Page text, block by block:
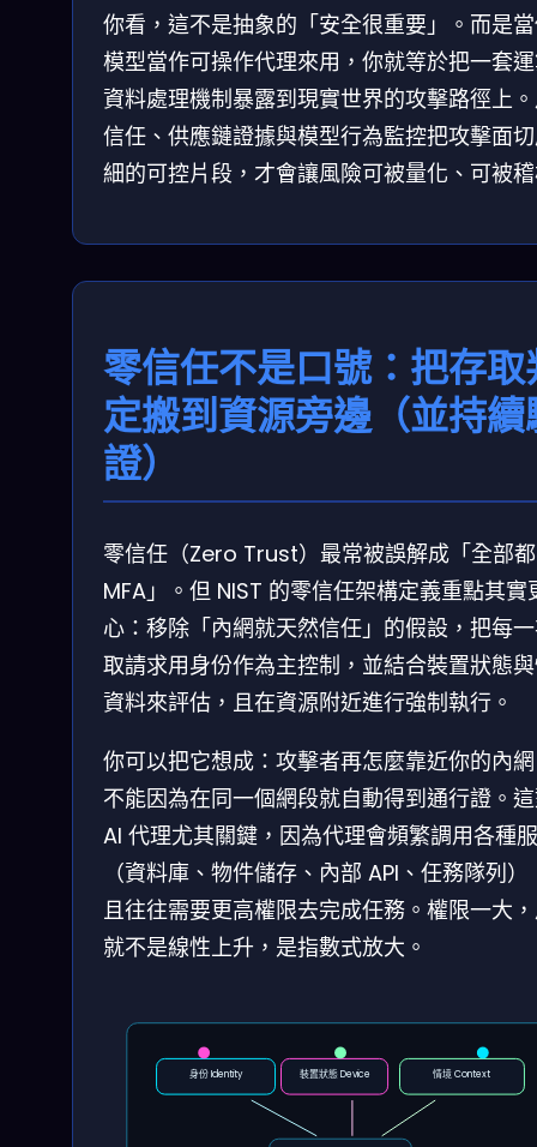
你看，這不是抽象的「安全很重要」。而是
模型當作可操作代理來用，你就等於把一套
資料處理機制暴露到現實世界的攻擊路徑上
信任、供應鏈證據與模型行為監控把攻擊面
細的可控片段，才會讓風險可被量化、可被
零信任不是口號：把存取
定搬到資源旁邊（並持續
證）
零信任（Zero Trust）最常被誤解成「全部
MFA」。但 NIST 的零信任架構定義重點其實
心：移除「內網就天然信任」的假設，把每
取請求用身份作為主控制，並結合裝置狀態
資料來評估，且在資源附近進行強制執行。
你可以把它想成：攻擊者再怎麼靠近你的內
不能因為在同一個網段就自動得到通行證。
AI 代理尤其關鍵，因為代理會頻繁調用各種
（資料庫、物件儲存、內部 API、任務隊列）
且往往需要更高權限去完成任務。權限一大
就不是線性上升，是指數式放大。
身份 Identity 裝置狀態 Device 情境 Context